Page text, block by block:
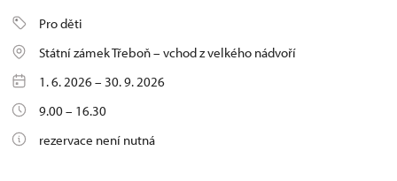
Pro děti
Státní zámek Třeboň – vchod z velkého nádvoří
1. 6. 2026 – 30. 9. 2026
9.00 – 16.30
rezervace není nutná